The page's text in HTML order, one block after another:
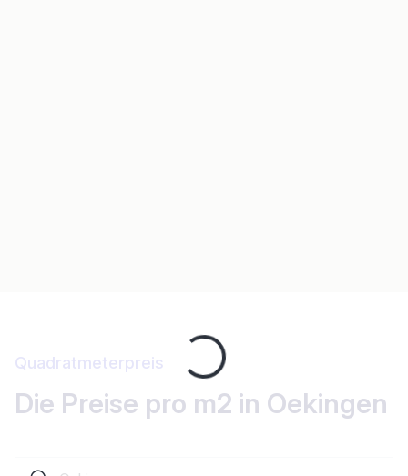
Loading...
Quadratmeterpreis
Die Preise pro m2 in Oekingen